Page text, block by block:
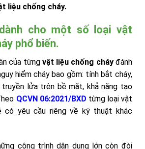
liệu chống cháy.
cho một số loại vật
phổ biến.
của từng vật liệu chống cháyđánh
hiểm cháy bao gồm: tính bắt cháy,
lửa trên bề mặt, khả năng tạo
QCVN 06:2021/BXD từng loại vật
có yêu cầu riêng về kỹ thuật khác
công trình dân dụng lớn còn đòi